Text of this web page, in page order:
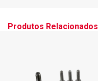
Produtos Relacionados